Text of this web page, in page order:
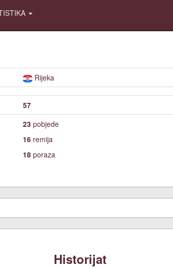
Rijeka
57
23 pobjede
16 remija
18 poraza
Historijat